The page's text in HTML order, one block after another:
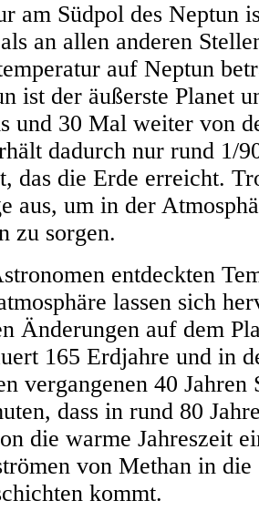
am Südpol des Neptun
an allen anderen
auf Neptun
ist der äußerste Planet
und 30 Mal weiter von
dadurch nur rund 1/
das die Erde erreicht.
aus, um in der
zu sorgen.
entdeckten
lassen sich
Änderungen auf dem
165 Erdjahre und in
vergangenen 40 Jahren
dass in rund 80
die warme Jahreszeit
von Methan in die
kommt.